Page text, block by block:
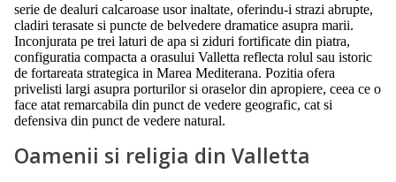
serie de dealuri calcaroase usor inaltate, oferindu-i strazi abrupte,
cladiri terasate si puncte de belvedere dramatice asupra marii.
Inconjurata pe trei laturi de apa si ziduri fortificate din piatra,
configuratia compacta a orasului Valletta reflecta rolul sau istoric
de fortareata strategica in Marea Mediterana. Pozitia ofera
privelisti largi asupra porturilor si oraselor din apropiere, ceea ce o
face atat remarcabila din punct de vedere geografic, cat si
defensiva din punct de vedere natural.
Oamenii si religia din Valletta